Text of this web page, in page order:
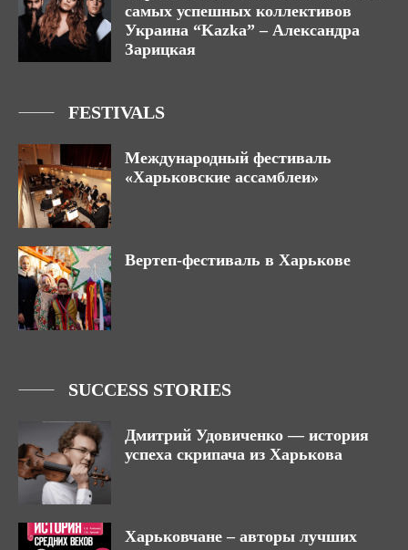
самых успешных коллективов
Украина “Kazka” – Александра
Зарицкая
FESTIVALS
Международный фестиваль
«Харьковские ассамблеи»
Вертеп-фестиваль в Харькове
SUCCESS STORIES
Дмитрий Удовиченко — история
успеха скрипача из Харькова
Харьковчане – авторы лучших